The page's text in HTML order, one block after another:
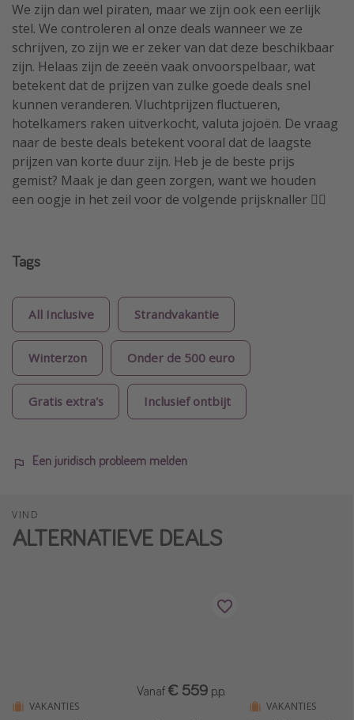
We zijn dan wel piraten, maar we zijn ook een eerlijk
stel. We controleren al onze deals wanneer we ze
schrijven, zo zijn we er zeker van dat deze beschikbaar
zijn. Helaas zijn de zeeën vaak onvoorspelbaar, wat
betekent dat de prijzen van zulke goede deals snel
kunnen veranderen. Vluchtprijzen fluctueren,
hotelkamers raken uitverkocht, valuta jojoën. De vraag
naar de beste deals betekent vooral dat de laagste
prijzen van korte duur zijn. Heb je de beste prijs
gemist? Maak je dan geen zorgen, want we houden
een oogje in het zeil voor de volgende prijsknaller 🏴‍☠️
Tags
All Inclusive Strandvakantie
Winterzon Onder de 500 euro
Gratis extra's Inclusief ontbijt
Een juridisch probleem melden
VIND
ALTERNATIEVE DEALS
VAKANTIES
Vanaf € 559 p.p.
VAKANTIES